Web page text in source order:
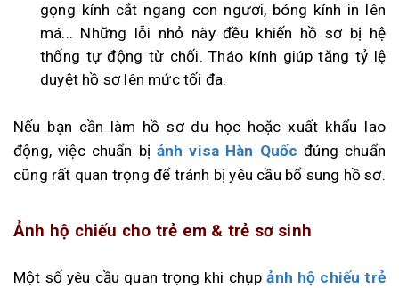
gọng kính cắt ngang con ngươi, bóng kính in lên
má... Những lỗi nhỏ này đều khiến hồ sơ bị hệ
thống tự động từ chối. Tháo kính giúp tăng tỷ lệ
duyệt hồ sơ lên mức tối đa.
Nếu bạn cần làm hồ sơ du học hoặc xuất khẩu lao
động, việc chuẩn bị ảnh visa Hàn Quốc đúng chuẩn
cũng rất quan trọng để tránh bị yêu cầu bổ sung hồ sơ.
Ảnh hộ chiếu cho trẻ em & trẻ sơ sinh
Một số yêu cầu quan trọng khi chụpảnh hộ chiếu trẻ